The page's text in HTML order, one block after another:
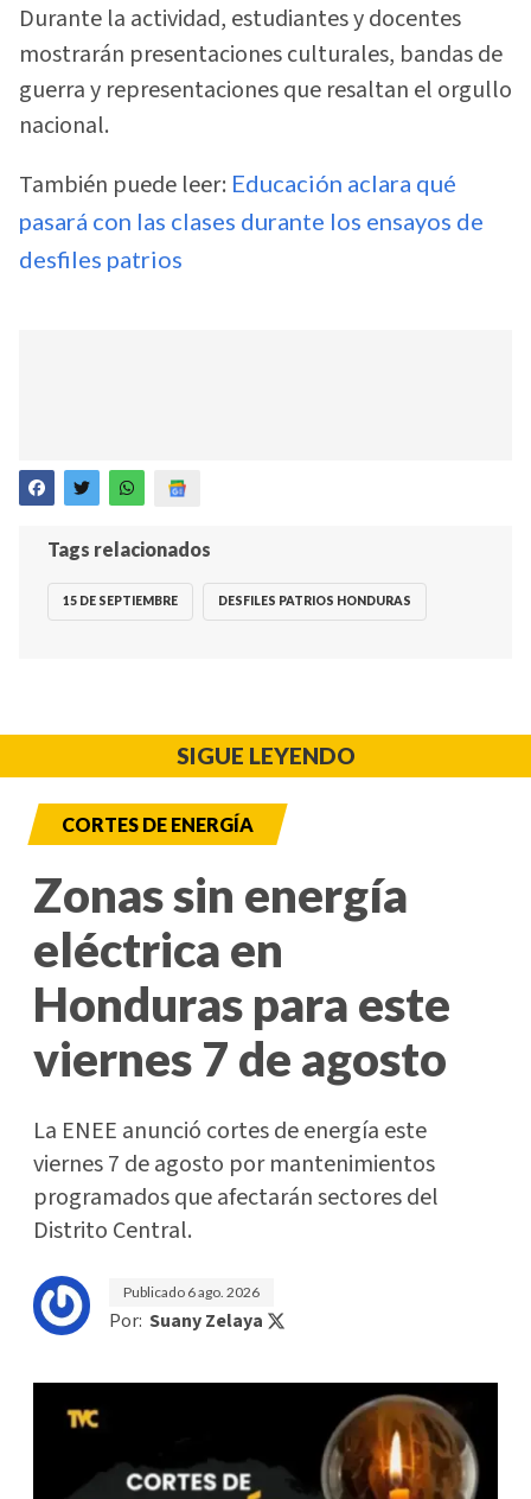
Durante la actividad, estudiantes y docentes
mostrarán presentaciones culturales, bandas de
guerra y representaciones que resaltan el orgullo
nacional.
También puede leer: Educación aclara qué
pasará con las clases durante los ensayos de
desfiles patrios
Tags relacionados
15 DE SEPTIEMBRE DESFILES PATRIOS HONDURAS
SIGUE LEYENDO
CORTES DE ENERGÍA
Zonas sin energía
eléctrica en
Honduras para este
viernes 7 de agosto
La ENEE anunció cortes de energía este
viernes 7 de agosto por mantenimientos
programados que afectarán sectores del
Distrito Central.
Publicado 6 ago. 2026
Por: Suany Zelaya